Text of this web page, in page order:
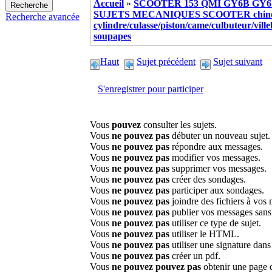
Recherche avancée
Accueil » SCOOTER 153 QMI GY6B
SUJETS MECANIQUES SCOOTER
cylindre/culasse/piston/came/culbuteur/
soupapes
Haut Sujet précédent Sujet suivant
S'enregistrer pour participer
Vous pouvez consulter les sujets.
Vous ne pouvez pas débuter un nouveau sujet.
Vous ne pouvez pas répondre aux messages.
Vous ne pouvez pas modifier vos messages.
Vous ne pouvez pas supprimer vos messages.
Vous ne pouvez pas créer des sondages.
Vous ne pouvez pas participer aux sondages.
Vous ne pouvez pas joindre des fichiers à vos
Vous ne pouvez pas publier vos messages
Vous ne pouvez pas utiliser ce type de sujet.
Vous ne pouvez pas utiliser le HTML.
Vous ne pouvez pas utiliser une signature
Vous ne pouvez pas créer un pdf.
Vous ne pouvez pouvez pas obtenir une page